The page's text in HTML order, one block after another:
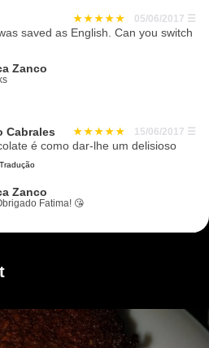
05/06/2017 ☰
saved as English. Can you switch
Zanco
Cabrales 15/06/2017 ☰
é como dar-lhe um delisioso
Zanco
Fatima! 😘